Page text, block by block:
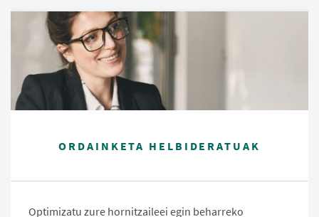
ORDAINKETA HELBIDERATUAK
Optimizatu zure hornitzaileei egin beharreko